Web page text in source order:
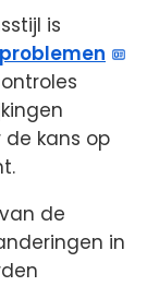
is
kans op
de
in